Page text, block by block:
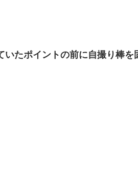
たポイントの前に自撮り棒を